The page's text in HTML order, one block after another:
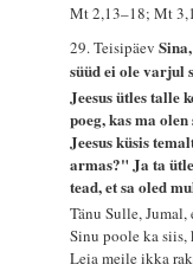
Mt 2,13–18; Mt
29. Teisipäev
süüd ei ole varjul
Jeesus ütles talle
poeg, kas ma
Jeesus küsis
armas?" Ja ta
tead, et sa oled
Tänu Sulle,
Sinu poole ka siis,
Leia meile ikka